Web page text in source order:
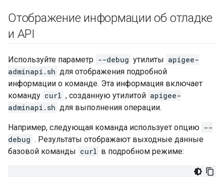
Отображение информации об отладке
и API
Используйте параметр --debug утилиты apigee-
adminapi.sh для отображения подробной
информации о команде. Эта информация включает
команду curl , созданную утилитой apigee-
adminapi.sh для выполнения операции.
Например, следующая команда использует опцию --
debug . Результаты отображают выходные данные
базовой команды curl в подробном режиме: